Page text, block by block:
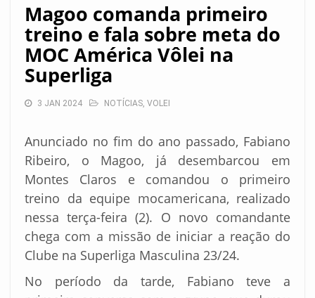
Magoo comanda primeiro
treino e fala sobre meta do
MOC América Vôlei na
Superliga
3 JAN 2024 NOTÍCIAS, VOLEI
Anunciado no fim do ano passado, Fabiano
Ribeiro, o Magoo, já desembarcou em
Montes Claros e comandou o primeiro
treino da equipe mocamericana, realizado
nessa terça-feira (2). O novo comandante
chega com a missão de iniciar a reação do
Clube na Superliga Masculina 23/24.
No período da tarde, Fabiano teve a